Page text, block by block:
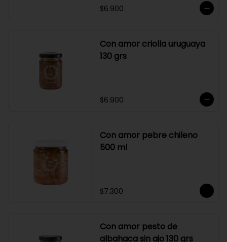
$6.900
Con amor criolla uruguaya
130 grs
$6.900
Con amor pebre chileno
500 ml
$7.300
Con amor pesto de
albahaca sin ajo 130 grs